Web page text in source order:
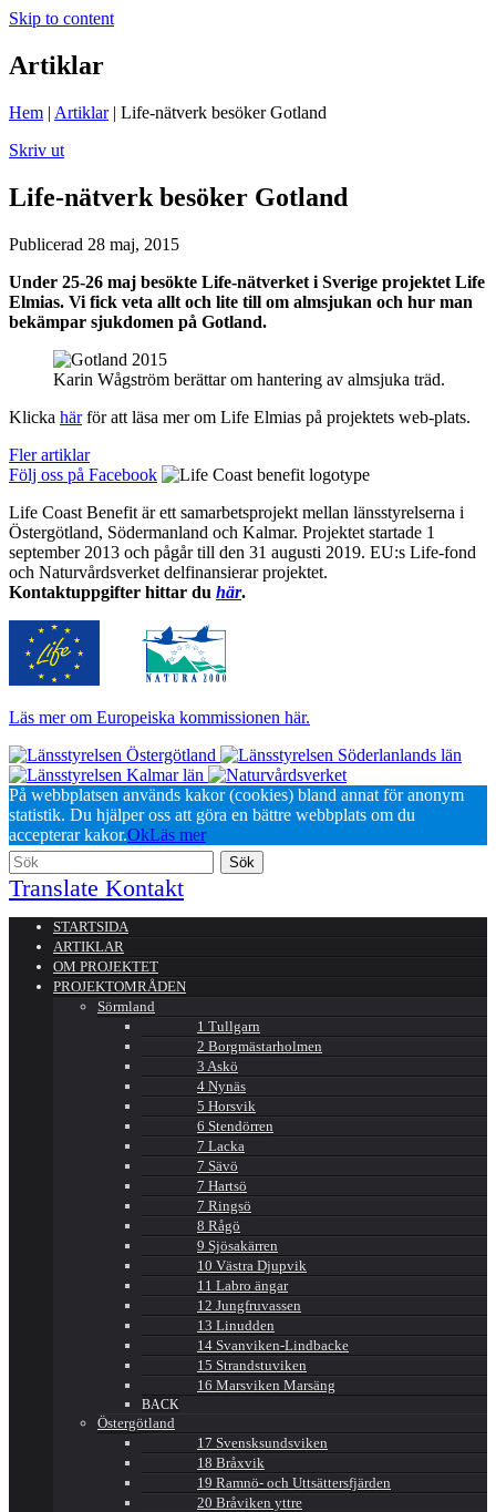
Skip to content
Artiklar
Hem | Artiklar| Life-nätverk besöker Gotland
Skriv ut
Life-nätverk besöker Gotland
Publicerad 28 maj, 2015
Under 25-26 maj besökte Life-nätverket i Sverige projektet Life
Elmias. Vi fick veta allt och lite till om almsjukan och hur man
bekämpar sjukdomen på Gotland.
Karin Wågström berättar om hantering av almsjuka träd.
Klicka härför att läsa mer om Life Elmias på projektets web-plats.
Fler artiklar
Följ oss på Facebook
Life Coast Benefit är ett samarbetsprojekt mellan länsstyrelserna i
Östergötland, Södermanland och Kalmar. Projektet startade 1
september 2013 och pågår till den 31 augusti 2019. EU:s Life-fond
och Naturvårdsverket delfinansierar projektet.
Kontaktuppgifter hittar du här.
Läs mer om Europeiska kommissionen här.
På webbplatsen används kakor (cookies) bland annat för anonym
statistik. Du hjälper oss att göra en bättre webbplats om du
accepterar kakor.OkLäs mer
Translate Kontakt
STARTSIDA
ARTIKLAR
OM PROJEKTET
PROJEKTOMRÅDEN
Sörmland
1 Tullgarn
2 Borgmästarholmen
3 Askö
4 Nynäs
5 Horsvik
6 Stendörren
7 Lacka
7 Sävö
7 Hartsö
7 Ringsö
8 Rågö
9 Sjösakärren
10 Västra Djupvik
11 Labro ängar
12 Jungfruvassen
13 Linudden
14 Svanviken-Lindbacke
15 Strandstuviken
16 Marsviken Marsäng
BACK
Östergötland
17 Svensksundsviken
18 Bråxvik
19 Ramnö- och Uttsättersfjärden
20 Bråviken yttre